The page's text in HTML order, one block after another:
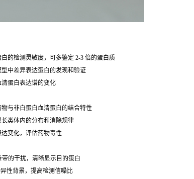
的检测灵敏度，可多鉴定 2-3 倍的蛋白质
中差异表达蛋白的发现和验证
蛋白表达谱的变化
与非白蛋白血清蛋白的结合特性
类体内的分布和消除规律
变化，评估药物毒性
带的干扰，清晰显示目的蛋白
性背景，提高检测信噪比